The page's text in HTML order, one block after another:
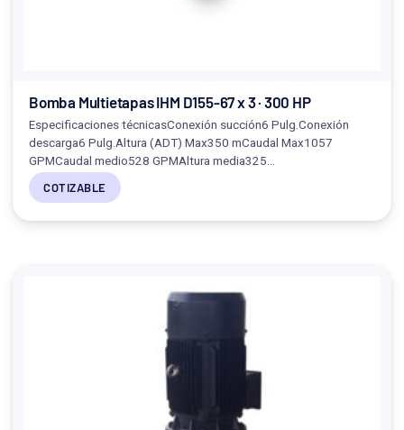
Bomba Multietapas IHM D155-67 x 3 · 300 HP
Especificaciones técnicasConexión succión6 Pulg.Conexión
descarga6 Pulg.Altura (ADT) Max350 mCaudal Max1057
GPMCaudal medio528 GPMAltura media325…
COTIZABLE